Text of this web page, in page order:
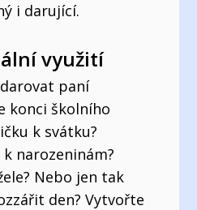
i darující.
využití
paní
konci školního
k svátku?
k narozeninám?
Nebo jen tak
den? Vytvořte